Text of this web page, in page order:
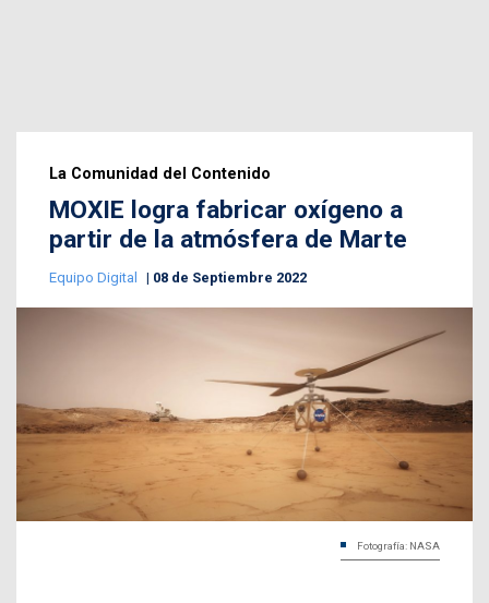
La Comunidad del Contenido
MOXIE logra fabricar oxígeno a
partir de la atmósfera de Marte
Equipo Digital 08 de Septiembre 2022
Fotografía: NASA